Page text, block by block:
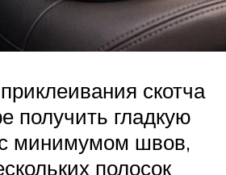
скотча
получить гладкую
минимумом швов,
полосок